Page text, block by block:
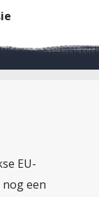
EU-
een